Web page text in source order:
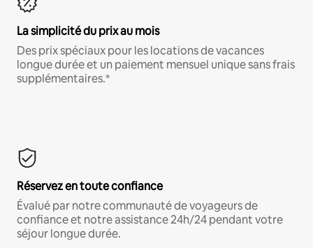
La simplicité du prix au mois
Des prix spéciaux pour les locations de vacances
longue durée et un paiement mensuel unique sans frais
supplémentaires.*
Réservez en toute confiance
Évalué par notre communauté de voyageurs de
confiance et notre assistance 24h/24 pendant votre
séjour longue durée.